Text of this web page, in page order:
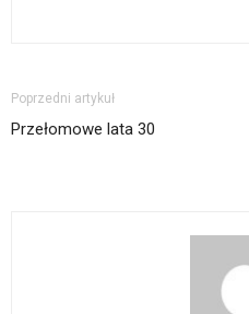
Poprzedni artykuł
Przełomowe lata 30